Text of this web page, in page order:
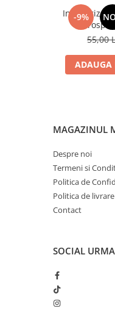
-9%
55,00
ADAUGA
MAGAZINUL
Despre noi
Termeni si
Politica de
Politica de livrare
Contact
SOCIAL